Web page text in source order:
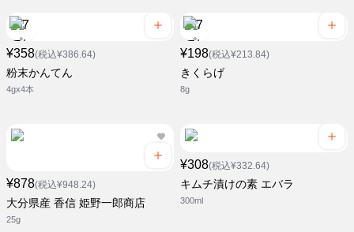
¥358(税込¥386.64)
粉末かんてん
4gx4本
¥198(税込¥213.84)
きくらげ
8g
¥878(税込¥948.24)
大分県産 香信 姫野一郎商店
25g
¥308(税込¥332.64)
キムチ漬けの素 エバラ
300ml